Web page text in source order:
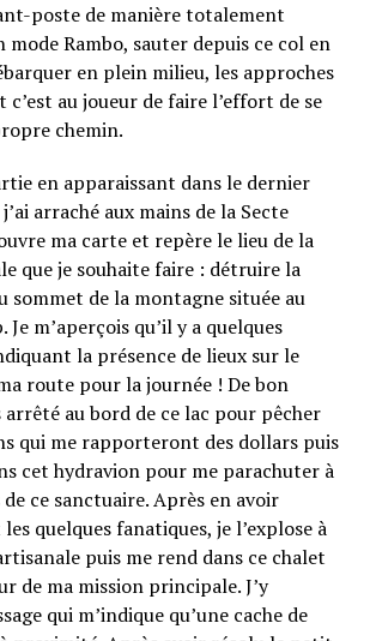
poste de manière totalement
Rambo, sauter depuis ce col en
en plein milieu, les approches
au joueur de faire l’effort de se
chemin.
en apparaissant dans le dernier
arraché aux mains de la Secte
ma carte et repère le lieu de la
que je souhaite faire : détruire la
sommet de la montagne située au
m’aperçois qu’il y a quelques
la présence de lieux sur le
route pour la journée ! De bon
arrêté au bord de ce lac pour pêcher
qui me rapporteront des dollars puis
cet hydravion pour me parachuter à
ce sanctuaire. Après en avoir
quelques fanatiques, je l’explose à
puis me rend dans ce chalet
de ma mission principale. J’y
qui m’indique qu’une cache de
Flipboard
Reddit
Pinterest
Whatsapp
Email